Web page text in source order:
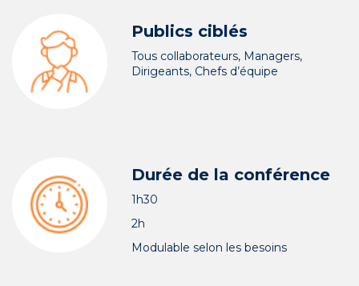
Publics ciblés
Tous collaborateurs, Managers,
Dirigeants, Chefs d’équipe
Durée de la conférence
1h30
2h
Modulable selon les besoins